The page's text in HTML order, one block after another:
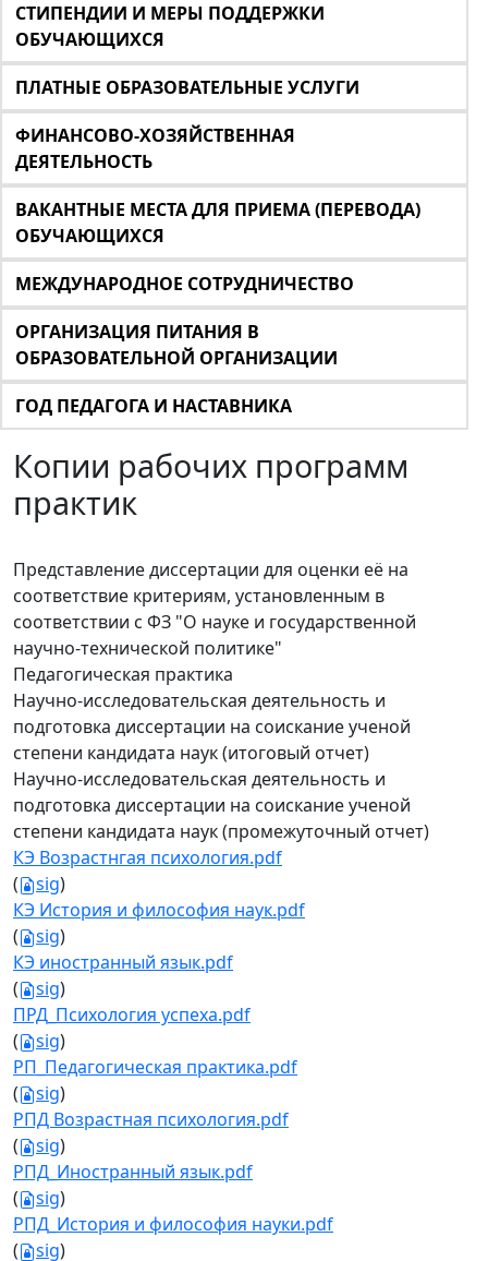
СТИПЕНДИИ И МЕРЫ ПОДДЕРЖКИ
ОБУЧАЮЩИХСЯ
ПЛАТНЫЕ ОБРАЗОВАТЕЛЬНЫЕ УСЛУГИ
ФИНАНСОВО-ХОЗЯЙСТВЕННАЯ
ДЕЯТЕЛЬНОСТЬ
ВАКАНТНЫЕ МЕСТА ДЛЯ ПРИЕМА (ПЕРЕВОДА)
ОБУЧАЮЩИХСЯ
МЕЖДУНАРОДНОЕ СОТРУДНИЧЕСТВО
ОРГАНИЗАЦИЯ ПИТАНИЯ В
ОБРАЗОВАТЕЛЬНОЙ ОРГАНИЗАЦИИ
ГОД ПЕДАГОГА И НАСТАВНИКА
Копии рабочих программ
практик
Представление диссертации для оценки её на
соответствие критериям, установленным в
соответствии с ФЗ "О науке и государственной
научно-технической политике"
Педагогическая практика
Научно-исследовательская деятельность и
подготовка диссертации на соискание ученой
степени кандидата наук (итоговый отчет)
Научно-исследовательская деятельность и
подготовка диссертации на соискание ученой
степени кандидата наук (промежуточный отчет)
КЭ Возрастнгая психология.pdf
(
sig)
КЭ История и философия наук.pdf
(
sig)
КЭ иностранный язык.pdf
(
sig)
ПРД_Психология успеха.pdf
(
sig)
РП_Педагогическая практика.pdf
(
sig)
РПД Возрастная психология.pdf
(
sig)
РПД_Иностранный язык.pdf
(
sig)
РПД_История и философия науки.pdf
(
sig)